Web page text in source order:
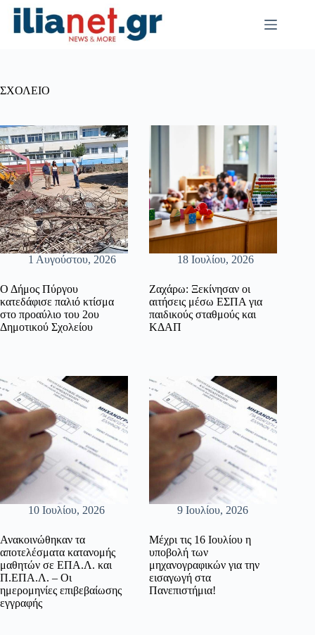
Μετάβαση
στο
περιεχόμενο
ΣΧΟΛΕΙΟ
1 Αυγούστου, 2026
Ο Δήμος Πύργου
κατεδάφισε παλιό κτίσμα
στο προαύλιο του 2ου
Δημοτικού Σχολείου
18 Ιουλίου, 2026
Ζαχάρω: Ξεκίνησαν οι
αιτήσεις μέσω ΕΣΠΑ για
παιδικούς σταθμούς και
ΚΔΑΠ
10 Ιουλίου, 2026
Ανακοινώθηκαν τα
αποτελέσματα κατανομής
μαθητών σε ΕΠΑ.Λ. και
Π.ΕΠΑ.Λ. – Οι
ημερομηνίες επιβεβαίωσης
εγγραφής
9 Ιουλίου, 2026
Μέχρι τις 16 Ιουλίου η
υποβολή των
μηχανογραφικών για την
εισαγωγή στα
Πανεπιστήμια!